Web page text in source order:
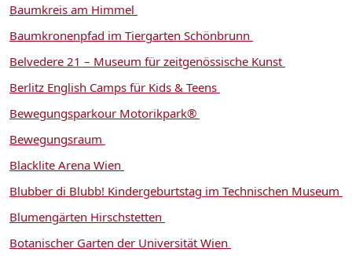
Baumkreis am Himmel
Baumkronenpfad im Tiergarten Schönbrunn
Belvedere 21 – Museum für zeitgenössische Kunst
Berlitz English Camps für Kids & Teens
Bewegungsparkour Motorikpark®
Bewegungsraum
Blacklite Arena Wien
Blubber di Blubb! Kindergeburtstag im Technischen Museum
Blumengärten Hirschstetten
Botanischer Garten der Universität Wien